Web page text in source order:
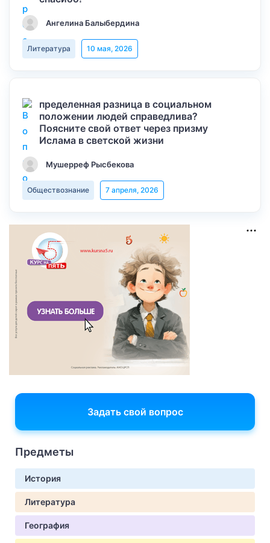
Ангелина Балыбердина
Литература 10 мая, 2026
пределенная разница в социальном
положении людей справедлива?
Поясните свой ответ через призму
Ислама в светской жизни
Мушерреф Рысбекова
Обществознание 7 апреля, 2026
Задать свой вопрос
Предметы
История
Литература
География